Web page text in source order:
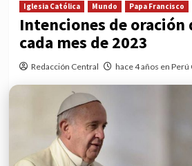
Iglesia Católica Mundo Papa Francisco
Intenciones de oración
cada mes de 2023
Redacción Central hace 4 años en Perú